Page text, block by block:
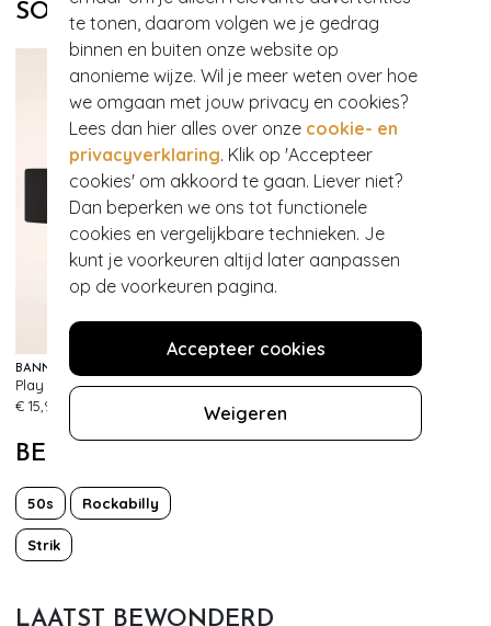
te tonen, daarom volgen we je gedrag
binnen en buiten onze website op
anonieme wijze. Wil je meer weten over hoe
we omgaan met jouw privacy en cookies?
Lees dan hier alles over onze cookie- en
privacyverklaring. Klik op 'Accepteer
cookies' om akkoord te gaan. Liever niet?
Dan beperken we ons tot functionele
cookies en vergelijkbare technieken. Je
kunt je voorkeuren altijd later aanpassen
op de voorkeuren pagina.
Accepteer cookies
Weigeren
SOORTGELIJKE PRODUCTEN
BANNED RETRO
Play It Right Bow-riem in zwart
€ 15,95
BEKIJK MEER VAN
50s Rockabilly
Strik
LAATST BEWONDERD